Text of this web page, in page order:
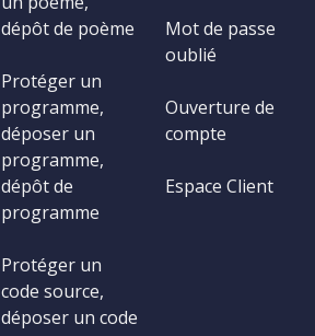
dépôt de poème
Protéger un
programme,
déposer un
programme,
dépôt de
programme
Protéger un
code source,
déposer un code
Mot de passe
oublié
Ouverture de
compte
Espace Client